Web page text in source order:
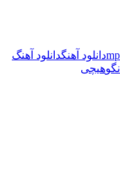
دانلود آهنگدانلود آهنگ
نگوهیچی